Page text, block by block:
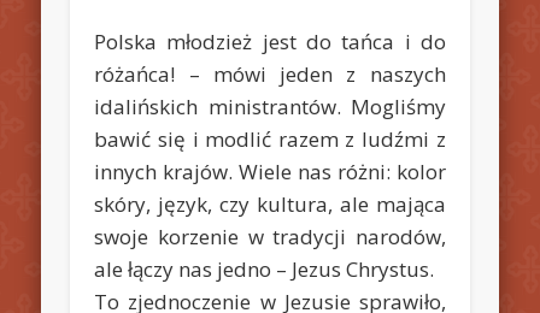
Polska młodzież jest do tańca i do
różańca! – mówi jeden z naszych
idalińskich ministrantów. Mogliśmy
bawić się i modlić razem z ludźmi z
innych krajów. Wiele nas różni: kolor
skóry, język, czy kultura, ale mająca
swoje korzenie w tradycji narodów,
ale łączy nas jedno – Jezus Chrystus.
To zjednoczenie w Jezusie sprawiło,